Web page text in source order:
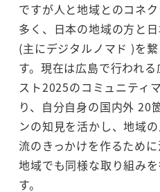
ですが人と地域とのコネ
多く、日本の地域の方と
(主にデジタルノマド )を
す。現在は広島で行われ
スト2025のコミュニティ
り、自分自身の国内外 20
ンの知見を活かし、地域
流のきっかけを作るため
地域でも同様な取り組み
す。